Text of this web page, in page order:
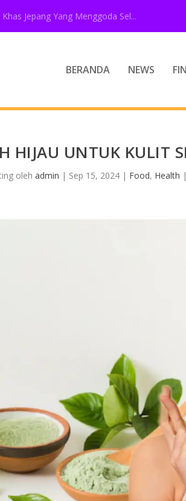
Jepang Yang Menggoda Sel...
BERANDA NEWS
HIJAU UNTUK KULIT
oleh admin | Sep 15, 2024| Food, Health |